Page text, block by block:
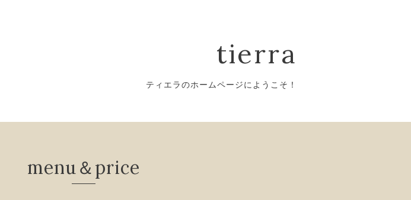
tierra
ティエラのホームページにようこそ！
menu＆price